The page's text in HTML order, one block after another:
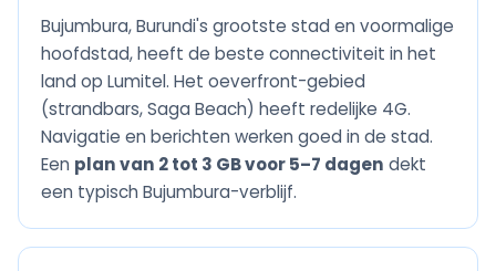
Bujumbura, Burundi's grootste stad en voormalige
hoofdstad, heeft de beste connectiviteit in het
land op Lumitel. Het oeverfront-gebied
(strandbars, Saga Beach) heeft redelijke 4G.
Navigatie en berichten werken goed in de stad.
Een plan van 2 tot 3 GB voor 5–7 dagen dekt
een typisch Bujumbura-verblijf.